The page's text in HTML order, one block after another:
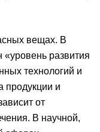
вещах. В
«уровень развития
технологий и
продукции и
от
В научной,